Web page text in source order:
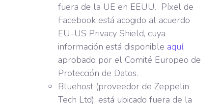
fuera de la UE en EEUU. Píxel de
Facebook está acogido al acuerdo
EU-US Privacy Shield, cuya
información está disponible aquí,
aprobado por el Comité Europeo de
Protección de Datos.
Bluehost (proveedor de Zeppelin
Tech Ltd), está ubicado fuera de la